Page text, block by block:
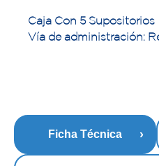
Caja Con 5 Supositorios
Vía de administración:
Ficha Técnica